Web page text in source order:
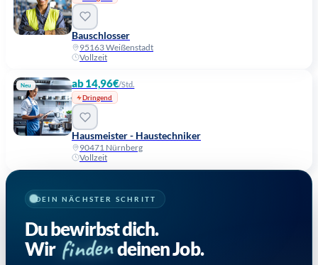
Bauschlosser
95163 Weißenstadt
Vollzeit
Neu ab 14,96€/Std.
Dringend
Hausmeister - Haustechniker
90471 Nürnberg
Vollzeit
DEIN NÄCHSTER SCHRITT
Du bewirbst dich.
Wir findendeinen Job.